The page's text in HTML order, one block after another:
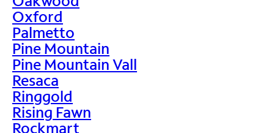
Oxford
Palmetto
Pine Mountain
Pine Mountain Vall
Resaca
Ringgold
Rising Fawn
Rockmart